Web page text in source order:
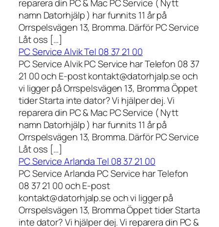
reparera din PC & Mac PC Service ( Nytt
namn Datorhjälp ) har funnits 11 år på
Orrspelsvägen 13, Bromma. Därför PC Service
Låt oss […]
PC Service Alvik Tel 08 37 21 00
PC Service Alvik PC Service har Telefon 08 37
21 00 och E-post kontakt@datorhjalp.se och
vi ligger på Orrspelsvägen 13, Bromma Öppet
tider Starta inte dator? Vi hjälper dej. Vi
reparera din PC & Mac PC Service ( Nytt
namn Datorhjälp ) har funnits 11 år på
Orrspelsvägen 13, Bromma. Därför PC Service
Låt oss […]
PC Service Arlanda Tel 08 37 21 00
PC Service Arlanda PC Service har Telefon
08 37 21 00 och E-post
kontakt@datorhjalp.se och vi ligger på
Orrspelsvägen 13, Bromma Öppet tider Starta
inte dator? Vi hjälper dej. Vi reparera din PC &